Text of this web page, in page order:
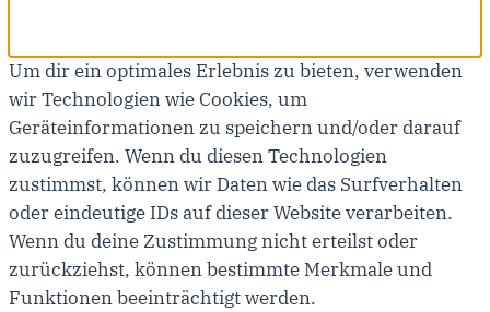
Um dir ein optimales Erlebnis zu bieten, verwenden
wir Technologien wie Cookies, um
Geräteinformationen zu speichern und/oder darauf
zuzugreifen. Wenn du diesen Technologien
zustimmst, können wir Daten wie das Surfverhalten
oder eindeutige IDs auf dieser Website verarbeiten.
Wenn du deine Zustimmung nicht erteilst oder
zurückziehst, können bestimmte Merkmale und
Funktionen beeinträchtigt werden.